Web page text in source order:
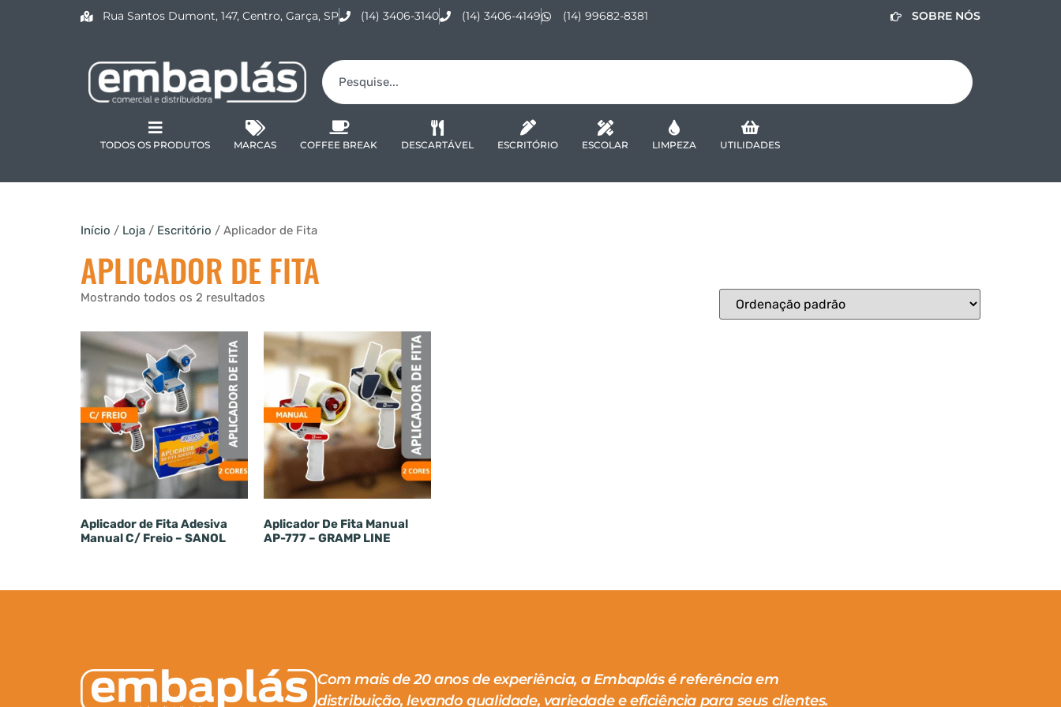
Rua Santos Dumont, 147, Centro, Garça, SP (14) 3406-3140 (14) 3406-4149 (14) 99682-8381 SOBRE NÓS
TODOS OS PRODUTOS MARCAS COFFEE BREAK DESCARTÁVEL ESCRITÓRIO ESCOLAR LIMPEZA UTILIDADES
Início / Loja / Escritório / Aplicador de Fita
APLICADOR DE FITA
Mostrando todos os 2 resultados
Aplicador de Fita Adesiva
Manual C/ Freio – SANOL
Aplicador De Fita Manual
AP-777 – GRAMP LINE
Com mais de 20 anos de experiência, a Embaplás é referência em
distribuição, levando qualidade, variedade e eficiência para seus clientes.